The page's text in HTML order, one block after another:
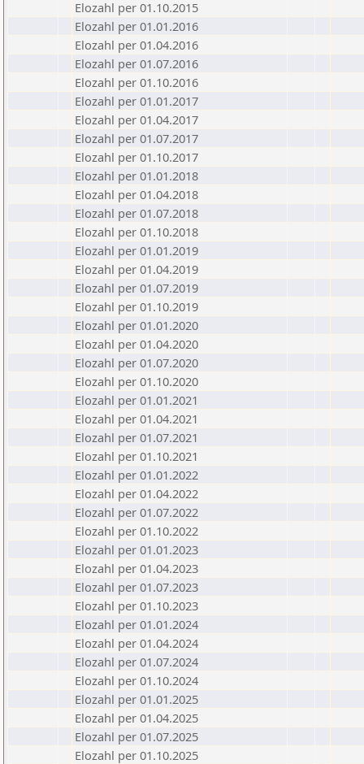
Elozahl per 01.10.2015
Elozahl per 01.01.2016
Elozahl per 01.04.2016
Elozahl per 01.07.2016
Elozahl per 01.10.2016
Elozahl per 01.01.2017
Elozahl per 01.04.2017
Elozahl per 01.07.2017
Elozahl per 01.10.2017
Elozahl per 01.01.2018
Elozahl per 01.04.2018
Elozahl per 01.07.2018
Elozahl per 01.10.2018
Elozahl per 01.01.2019
Elozahl per 01.04.2019
Elozahl per 01.07.2019
Elozahl per 01.10.2019
Elozahl per 01.01.2020
Elozahl per 01.04.2020
Elozahl per 01.07.2020
Elozahl per 01.10.2020
Elozahl per 01.01.2021
Elozahl per 01.04.2021
Elozahl per 01.07.2021
Elozahl per 01.10.2021
Elozahl per 01.01.2022
Elozahl per 01.04.2022
Elozahl per 01.07.2022
Elozahl per 01.10.2022
Elozahl per 01.01.2023
Elozahl per 01.04.2023
Elozahl per 01.07.2023
Elozahl per 01.10.2023
Elozahl per 01.01.2024
Elozahl per 01.04.2024
Elozahl per 01.07.2024
Elozahl per 01.10.2024
Elozahl per 01.01.2025
Elozahl per 01.04.2025
Elozahl per 01.07.2025
Elozahl per 01.10.2025